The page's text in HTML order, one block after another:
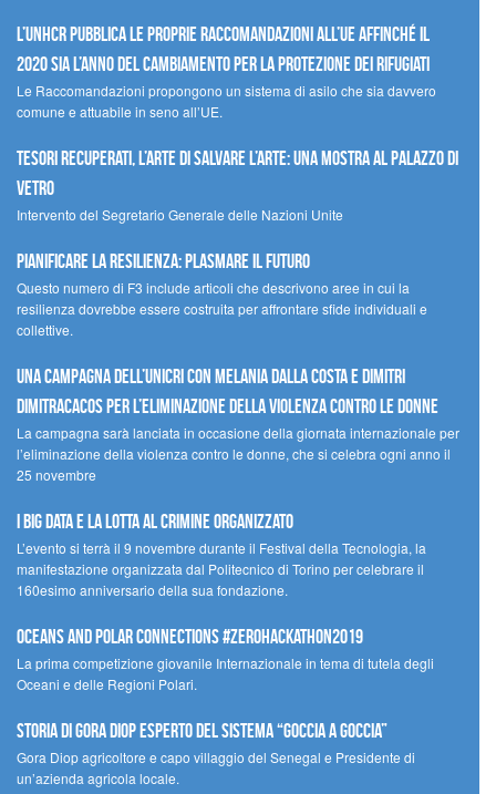
L’UNHCR pubblica le proprie raccomandazioni all’UE affinché il
2020 sia l’anno del cambiamento per la protezione dei rifugiati
Le Raccomandazioni propongono un sistema di asilo che sia davvero
comune e attuabile in seno all’UE.
Tesori recuperati, l’arte di salvare l’arte: una mostra al Palazzo di
Vetro
Intervento del Segretario Generale delle Nazioni Unite
Pianificare la resilienza: plasmare il futuro
Questo numero di F3 include articoli che descrivono aree in cui la
resilienza dovrebbe essere costruita per affrontare sfide individuali e
collettive.
Una campagna dell’UNICRI con Melania Dalla Costa e Dimitri
Dimitracacos per l’eliminazione della violenza contro le donne
La campagna sarà lanciata in occasione della giornata internazionale per
l’eliminazione della violenza contro le donne, che si celebra ogni anno il
25 novembre
I Big Data e la lotta al crimine organizzato
L’evento si terrà il 9 novembre durante il Festival della Tecnologia, la
manifestazione organizzata dal Politecnico di Torino per celebrare il
160esimo anniversario della sua fondazione.
Oceans and Polar Connections #ZEROHackathon2019
La prima competizione giovanile Internazionale in tema di tutela degli
Oceani e delle Regioni Polari.
STORIA DI GORA DIOP ESPERTO DEL SISTEMA “GOCCIA A GOCCIA”
Gora Diop agricoltore e capo villaggio del Senegal e Presidente di
un’azienda agricola locale.